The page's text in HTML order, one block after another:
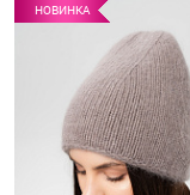
НОВИНКА
НОВИНКА